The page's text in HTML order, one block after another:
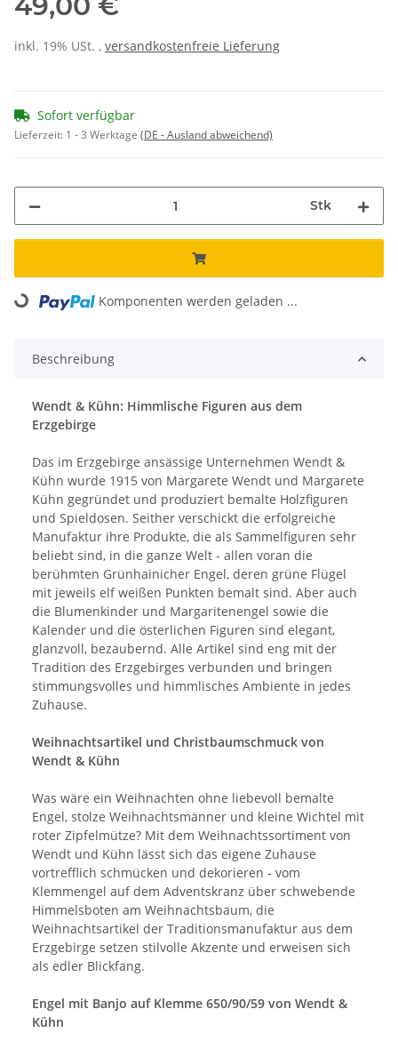
inkl. 19% USt. , versandkostenfreie Lieferung
Sofort verfügbar
Lieferzeit: 1 - 3 Werktage (DE - Ausland abweichend)
Stk
Loading... Komponenten werden geladen ...
Beschreibung
Wendt & Kühn: Himmlische Figuren aus dem
Erzgebirge
Das im Erzgebirge ansässige Unternehmen Wendt &
Kühn wurde 1915 von Margarete Wendt und Margarete
Kühn gegründet und produziert bemalte Holzfiguren
und Spieldosen. Seither verschickt die erfolgreiche
Manufaktur ihre Produkte, die als Sammelfiguren sehr
beliebt sind, in die ganze Welt - allen voran die
berühmten Grünhainicher Engel, deren grüne Flügel
mit jeweils elf weißen Punkten bemalt sind. Aber auch
die Blumenkinder und Margaritenengel sowie die
Kalender und die österlichen Figuren sind elegant,
glanzvoll, bezaubernd. Alle Artikel sind eng mit der
Tradition des Erzgebirges verbunden und bringen
stimmungsvolles und himmlisches Ambiente in jedes
Zuhause.
Weihnachtsartikel und Christbaumschmuck von
Wendt & Kühn
Was wäre ein Weihnachten ohne liebevoll bemalte
Engel, stolze Weihnachtsmänner und kleine Wichtel mit
roter Zipfelmütze? Mit dem Weihnachtssortiment von
Wendt und Kühn lässt sich das eigene Zuhause
vortrefflich schmücken und dekorieren - vom
Klemmengel auf dem Adventskranz über schwebende
Himmelsboten am Weihnachtsbaum, die
Weihnachtsartikel der Traditionsmanufaktur aus dem
Erzgebirge setzen stilvolle Akzente und erweisen sich
als edler Blickfang.
Engel mit Banjo auf Klemme 650/90/59 von Wendt &
Kühn